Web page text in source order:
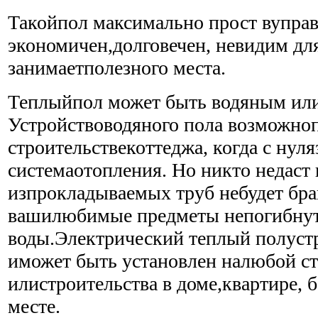
Такойпол максимально прост
экономичен,долговечен, невидим
занимаетполезного места.
Теплыйпол может быть водяным
Устройствоводяного пола
строительствекоттеджа, когда с
системаотопления. Но никто недаст
изпрокладываемых труб небудет
вашилюбимые предметы
воды.Электрический теплый
иможет быть установлен налюбой
илистроительства в доме,квартире,
месте.